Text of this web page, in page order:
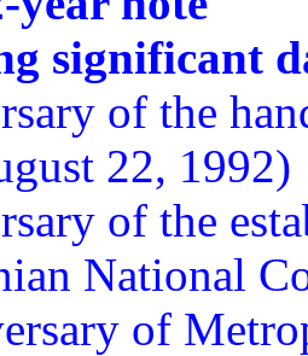
significant
of the
22, 1992)
of the
National
of